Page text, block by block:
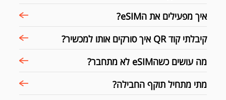
איך מפעילים את הeSIM?
קיבלתי קוד QR איך סורקים אותו למכשיר?
מה עושים כשהeSIM לא מתחבר?
מתי מתחיל תוקף החבילה?